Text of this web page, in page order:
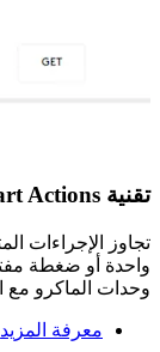
تقنية Smart Actions
تجاوز الإجراءات
واحدة أو ضغطة
وحدات الماكرو مع
معرفة المزيد